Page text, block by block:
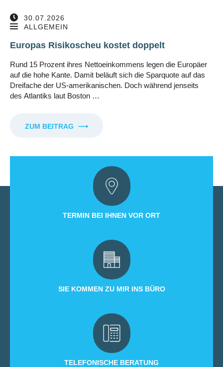
30.07.2026
ALLGEMEIN
Europas Risikoscheu kostet doppelt
Rund 15 Prozent ihres Nettoeinkommens legen die Europäer
auf die hohe Kante. Damit beläuft sich die Sparquote auf das
Dreifache der US-amerikanischen. Doch während jenseits
des Atlantiks laut Boston …
ZUM BEITRAG ⟶
TERMIN BEI IHNEN VOR ORT
SIE KOMMEN ZU MIR INS BÜRO
TELEFONISCHE BERATUNG